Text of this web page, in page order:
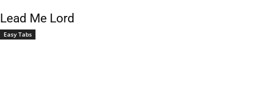
Lead Me Lord
Easy Tabs